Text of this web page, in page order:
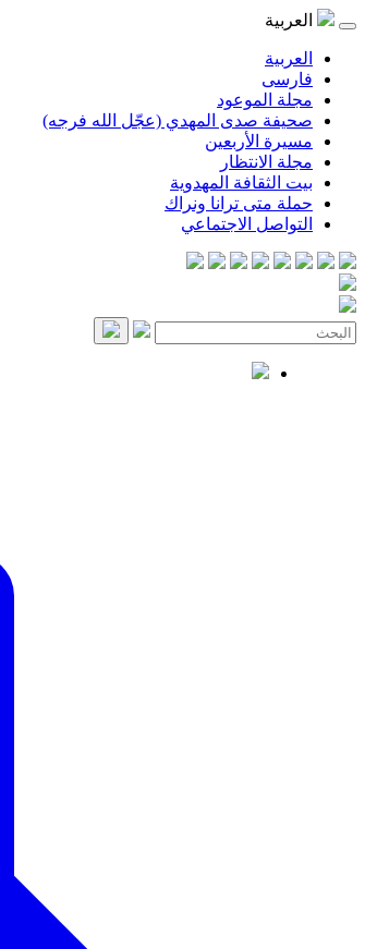
العربية
العربية
فارسی
مجلة الموعود
صحيفة صدى المهدي (عجّل الله فرجه)
مسيرة الأربعين
مجلة الانتظار
بيت الثقافة المهدوية
حملة متى ترانا ونراك
التواصل الاجتماعي